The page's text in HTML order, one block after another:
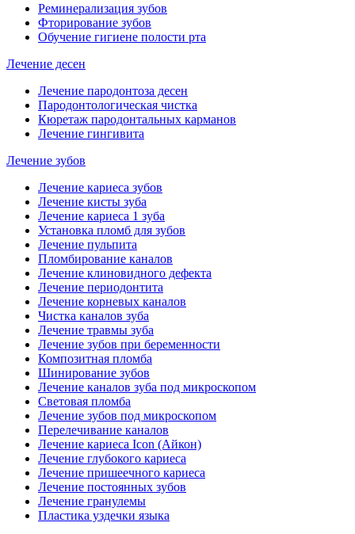
Реминерализация зубов
Фторирование зубов
Обучение гигиене полости рта
Лечение десен
Лечение пародонтоза десен
Пародонтологическая чистка
Кюретаж пародонтальных карманов
Лечение гингивита
Лечение зубов
Лечение кариеса зубов
Лечение кисты зуба
Лечение кариеса 1 зуба
Установка пломб для зубов
Лечение пульпита
Пломбирование каналов
Лечение клиновидного дефекта
Лечение периодонтита
Лечение корневых каналов
Чистка каналов зуба
Лечение травмы зуба
Лечение зубов при беременности
Композитная пломба
Шинирование зубов
Лечение каналов зуба под микроскопом
Световая пломба
Лечение зубов под микроскопом
Перелечивание каналов
Лечение кариеса Icon (Айкон)
Лечение глубокого кариеса
Лечение пришеечного кариеса
Лечение постоянных зубов
Лечение гранулемы
Пластика уздечки языка